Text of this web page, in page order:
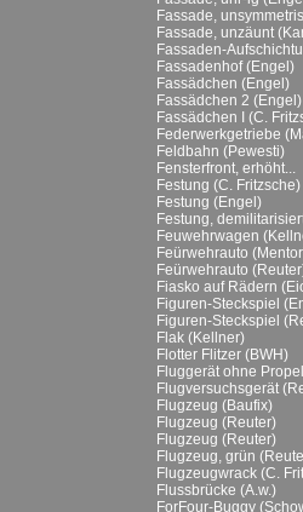
Fassade,
Fassade, unzäunt
Fassaden-
Fassadenhof (Engel)
Fassädchen (Engel)
Fassädchen 2 (Engel)
Fassädchen I (C.
Federwerkgetriebe
Feldbahn (Pewesti)
Fensterfront, erhöht...
Festung (C. Fritzsche)
Festung (Engel)
Festung,
Feuwehrwagen
Feürwehrauto
Feürwehrauto
Fiasko auf Rädern
Figuren-Steckspiel
Figuren-Steckspiel
Flak (Kellner)
Flotter Flitzer (BWH)
Fluggerät ohne
Flugversuchsgerät
Flugzeug (Baufix)
Flugzeug (Reuter)
Flugzeug (Reuter)
Flugzeug, grün
Flugzeugwrack (C.
Flussbrücke (A.w.)
ForFour-Buggy